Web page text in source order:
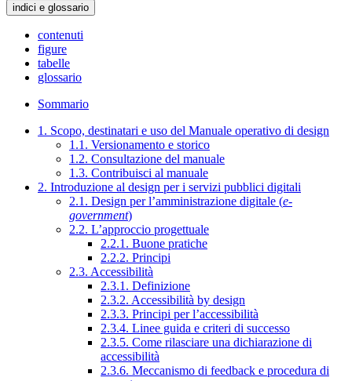
indici e glossario
contenuti
figure
tabelle
glossario
Sommario
1. Scopo, destinatari e uso del Manuale operativo di design
1.1. Versionamento e storico
1.2. Consultazione del manuale
1.3. Contribuisci al manuale
2. Introduzione al design per i servizi pubblici digitali
2.1. Design per l’amministrazione digitale (e-
government)
2.2. L’approccio progettuale
2.2.1. Buone pratiche
2.2.2. Principi
2.3. Accessibilità
2.3.1. Definizione
2.3.2. Accessibilità by design
2.3.3. Principi per l’accessibilità
2.3.4. Linee guida e criteri di successo
2.3.5. Come rilasciare una dichiarazione di
accessibilità
2.3.6. Meccanismo di feedback e procedura di